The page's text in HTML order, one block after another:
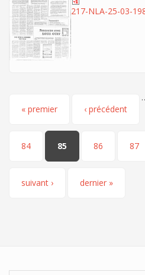
217-NLA-25-03-
Pages
« premier ‹ précédent
84 85 86 87
suivant › dernier »